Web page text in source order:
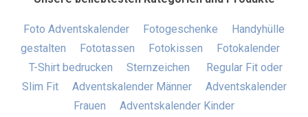
Foto Adventskalender Fotogeschenke
Handyhülle
gestalten
Fototassen Fotokissen
Fotokalender
T-Shirt bedrucken
Sternzeichen
Regular Fit oder
Slim Fit
Adventskalender Männer
Adventskalender
Frauen
Adventskalender Kinder